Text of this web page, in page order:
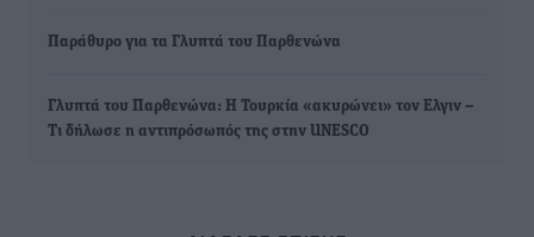
Παράθυρο για τα Γλυπτά του Παρθενώνα
Γλυπτά του Παρθενώνα: Η Τουρκία «ακυρώνει» τον Ελγιν –
Τι δήλωσε η αντιπρόσωπός της στην UNESCO